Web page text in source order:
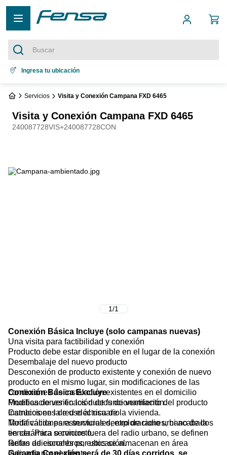
Buscar
Términos más buscados
3. bottom freezer
Ingresa tu ubicación
Servicios Visita y Conexión Campana FXD 6465
Visita y Conexión Campana FXD 6465
240087728VIS+240087728CON
1/1
Conexión Básica Incluye (solo campanas nuevas)
Una visita para factibilidad y conexión
Producto debe estar disponible en el lugar de la conexión
Desembalaje del nuevo producto
Desconexión de producto existente y conexión de nuevo
producto en el mismo lugar, sin modificaciones de las
condiciones de instalación existentes en el domicilio
Pruebas de verificación de funcionamiento del producto
Instrucciones de uso al usuario
Tarifa válida para servicios dentro de radio urbano de la
tienda. Para servicios fuera del radio urbano, se definen
tarifas adicionales por ubicación.
Conexión Básica Excluye
Modificaciones en los ductos de ventilación.
Cambios en la red eléctrica de la vivienda.
Modificaciones estructurales, exploraciones, ni acabados
en cerámica o concreto.
Retiro de escombros, estos se almacenan en área
indicada por el cliente.
Garantia Conexión será de 30 días corridos, se